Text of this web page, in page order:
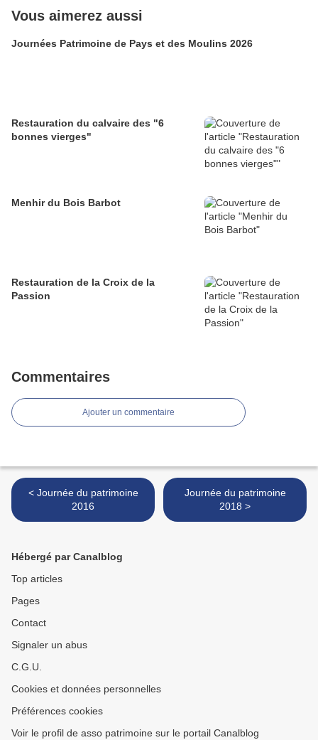
Vous aimerez aussi
Journées Patrimoine de Pays et des Moulins 2026
Restauration du calvaire des "6
bonnes vierges"
Menhir du Bois Barbot
Restauration de la Croix de la
Passion
Commentaires
Ajouter un commentaire
< Journée du patrimoine
2016
Journée du patrimoine
2018 >
Hébergé par Canalblog
Top articles
Pages
Contact
Signaler un abus
C.G.U.
Cookies et données personnelles
Préférences cookies
Voir le profil de asso patrimoine sur le portail Canalblog